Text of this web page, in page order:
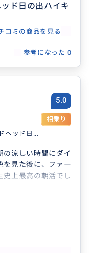
ド日の出ハイキ
コミの商品を見る
参考になった 0
5.0
相乗り
ヘッド日...
の涼しい時間にダイ
を見た後に、ファー
史上最高の朝活でし